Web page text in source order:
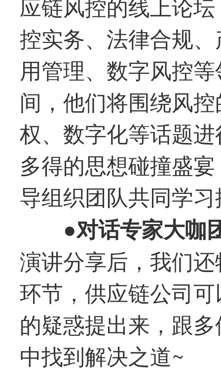
控实务、法律合规
用管理、数字风控
间，他们将围绕风
权、数字化等话题
多得的思想碰撞盛
导组织团队共同学
●对话专家大咖
演讲分享后，我们
环节，供应链公司
的疑惑提出来，跟
中找到解决之道~